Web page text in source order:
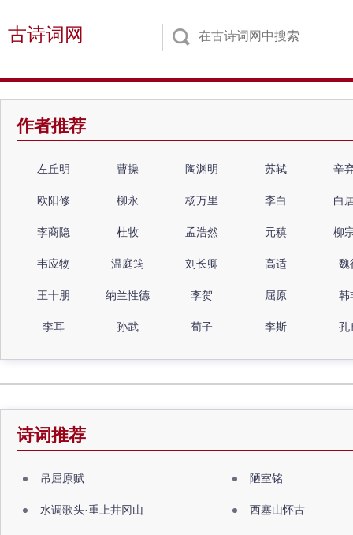
古诗词网
作者推荐
左丘明 曹操 陶渊明 苏轼 辛
欧阳修 柳永 杨万里 李白 白
李商隐 杜牧 孟浩然 元稹 柳
韦应物 温庭筠 刘长卿 高适 魏
王十朋 纳兰性德 李贺 屈原 韩
李耳 孙武 荀子 李斯 孔
诗词推荐
吊屈原赋 陋室铭
水调歌头·重上井冈山 西塞山怀古